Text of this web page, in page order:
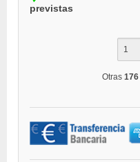
previstas
Otras 176